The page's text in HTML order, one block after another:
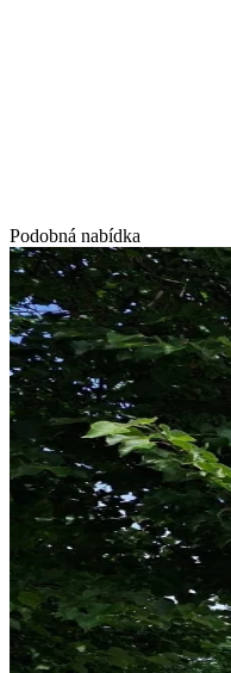
Podobná nabídka